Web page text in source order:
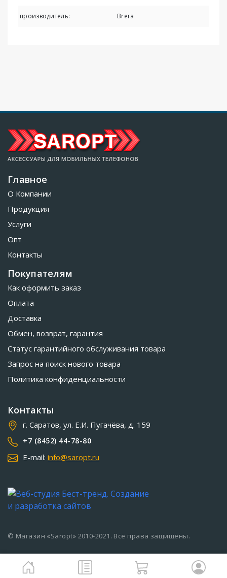
производитель: Brera
Главное
О Компании
Продукция
Услуги
Опт
Контакты
Покупателям
Как оформить заказ
Оплата
Доставка
Обмен, возврат, гарантия
Статус гарантийного обслуживания товара
Запрос на поиск нового товара
Политика конфиденциальности
Контакты
г. Саратов, ул. Е.И. Пугачёва, д. 159
+7 (8452) 44-78-80
E-mail: info@saropt.ru
© Магазин «Saropt» 2010-2021. Все права защищены.